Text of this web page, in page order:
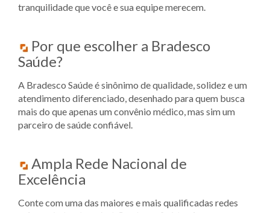
tranquilidade que você e sua equipe merecem.
Por que escolher a Bradesco
Saúde?
A Bradesco Saúde é sinônimo de qualidade, solidez e um
atendimento diferenciado, desenhado para quem busca
mais do que apenas um convênio médico, mas sim um
parceiro de saúde confiável.
Ampla Rede Nacional de
Excelência
Conte com uma das maiores e mais qualificadas redes